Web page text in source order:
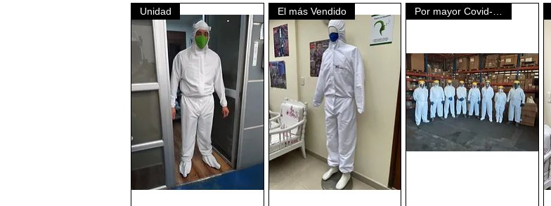
Unidad El más Vendido Por mayor Covid-19